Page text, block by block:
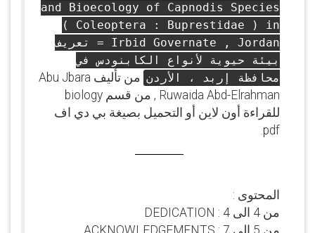
and Bioecology of Capnodis Species
( Coleoptera : Buprestidae ) in
Irbid Governate , Jordan = تعريف
بيئة حيوية لأنواع الكابنودس في
محافظة إربد ، الأردن
من تأليف Abu Jbara
, Ruwaida Abd-Elrahman من قسم biology
للقراءة أون لاين أو التحميل بصيغة بي دي اف
pdf.
المحتوى :
من 4 الى 4 : DEDICATION
من 5 الى 7 : ACKNOWLEDGEMENTS